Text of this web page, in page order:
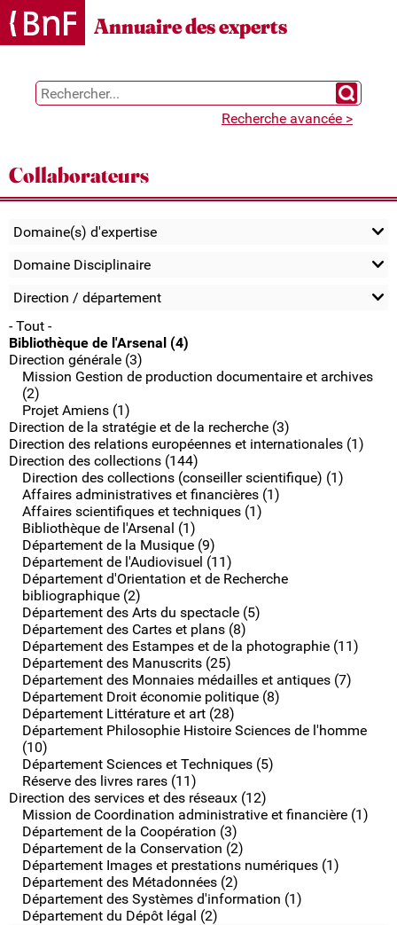
Gestion des cookies
Annuaire des experts
Chercher
Recherche avancée >
Collaborateurs
Domaine(s) d'expertise
Domaine Disciplinaire
Direction / département
- Tout -
Bibliothèque de l'Arsenal (4)
Direction générale (3)
Mission Gestion de production documentaire et archives
(2)
Projet Amiens (1)
Direction de la stratégie et de la recherche (3)
Direction des relations européennes et internationales (1)
Direction des collections (144)
Direction des collections (conseiller scientifique) (1)
Affaires administratives et financières (1)
Affaires scientifiques et techniques (1)
Bibliothèque de l'Arsenal (1)
Département de la Musique (9)
Département de l'Audiovisuel (11)
Département d'Orientation et de Recherche
bibliographique (2)
Département des Arts du spectacle (5)
Département des Cartes et plans (8)
Département des Estampes et de la photographie (11)
Département des Manuscrits (25)
Département des Monnaies médailles et antiques (7)
Département Droit économie politique (8)
Département Littérature et art (28)
Département Philosophie Histoire Sciences de l'homme
(10)
Département Sciences et Techniques (5)
Réserve des livres rares (11)
Direction des services et des réseaux (12)
Mission de Coordination administrative et financière (1)
Département de la Coopération (3)
Département de la Conservation (2)
Département Images et prestations numériques (1)
Département des Métadonnées (2)
Département des Systèmes d'information (1)
Département du Dépôt légal (2)